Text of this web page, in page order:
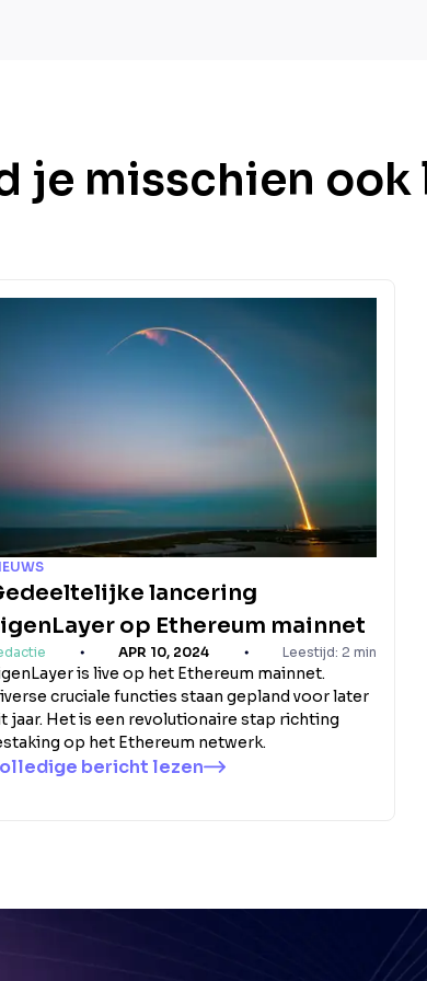
je misschien ook
lancering
op Ethereum mainnet
APR 10, 2024 Leestijd: 2 min
is live op het Ethereum mainnet.
cruciale functies staan gepland voor later
jaar. Het is een revolutionaire stap richting
op het Ethereum netwerk.
bericht lezen